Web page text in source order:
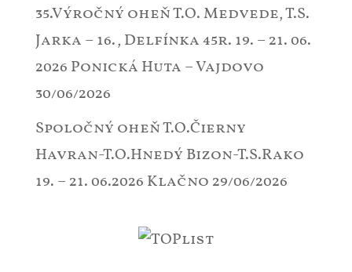
35.Výročný oheň T.O. Medvede, T.S.
Jarka – 16., Delfínka 45r. 19. – 21. 06.
2026 Ponická Huta – Vajdovo
30/06/2026
Spoločný oheň T.O.Čierny
Havran-T.O.Hnedý Bizon-T.S.Rako
19. – 21. 06.2026 Klačno 29/06/2026